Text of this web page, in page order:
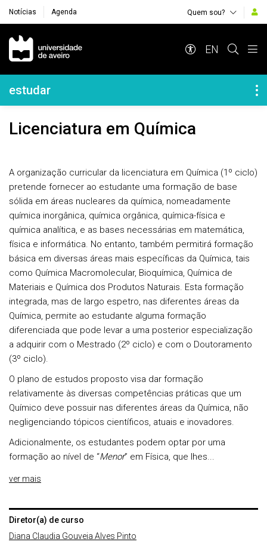
Notícias Agenda Quem sou?
Navegação Principal
EN
Navegação Lateral
estudar
Licenciatura em Química
A organização curricular da licenciatura em Química (1º ciclo)
pretende fornecer ao estudante uma formação de base
sólida em áreas nucleares da química, nomeadamente
química inorgânica, química orgânica, química-física e
química analítica, e as bases necessárias em matemática,
física e informática. No entanto, também permitirá formação
básica em diversas áreas mais específicas da Química, tais
como Química Macromolecular, Bioquímica, Química de
Materiais e Química dos Produtos Naturais. Esta formação
integrada, mas de largo espetro, nas diferentes áreas da
Química, permite ao estudante alguma formação
diferenciada que pode levar a uma posterior especialização
a adquirir com o Mestrado (2º ciclo) e com o Doutoramento
(3º ciclo).
O plano de estudos proposto visa dar formação
relativamente às diversas competências práticas que um
Químico deve possuir nas diferentes áreas da Química, não
negligenciando tópicos científicos, atuais e inovadores.
Adicionalmente, os estudantes podem optar por uma
formação ao nível de “Menor” em Física, que lhes...
ver mais
Diretor(a) de curso
Diana Claudia Gouveia Alves Pinto